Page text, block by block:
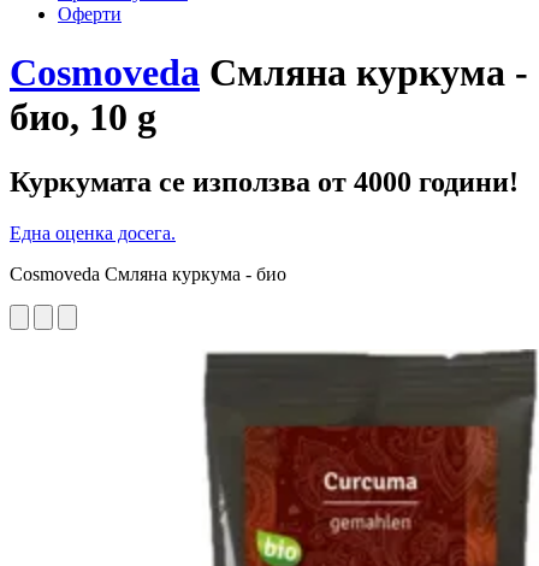
Оферти
Cosmoveda Смляна куркума -
био, 10 g
Куркумата се използва от 4000 години!
Една оценка досега.
Cosmoveda Смляна куркума - био